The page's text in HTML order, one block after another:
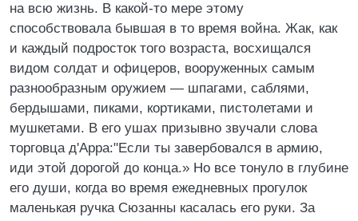
на всю жизнь. В какой-то мере этому
способствовала бывшая в то время война. Жак, как
и каждый подросток того возраста, восхищался
видом солдат и офицеров, вооруженных самым
разнообразным оружием — шпагами, саблями,
бердышами, пиками, кортиками, пистолетами и
мушкетами. В его ушах призывно звучали слова
торговца д'Арра:"Если ты завербовался в армию,
иди этой дорогой до конца.» Но все тонуло в глубине
его души, когда во время ежедневных прогулок
маленькая ручка Сюзанны касалась его руки. За